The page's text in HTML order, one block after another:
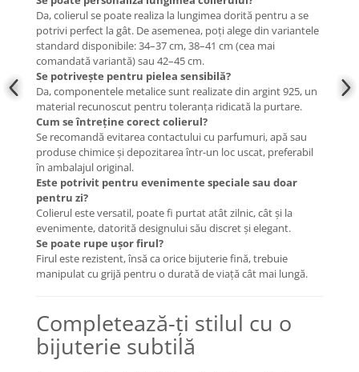
Da, colierul se poate realiza la lungimea dorită pentru a se
potrivi perfect la gât. De asemenea, poți alege din variantele
standard disponibile: 34–37 cm, 38–41 cm (cea mai
comandată variantă) sau 42–45 cm.
Se potrivește pentru pielea sensibilă?
Da, componentele metalice sunt realizate din argint 925, un
material recunoscut pentru toleranța ridicată la purtare.
Cum se întreține corect colierul?
Se recomandă evitarea contactului cu parfumuri, apă sau
produse chimice și depozitarea într-un loc uscat, preferabil
în ambalajul original.
Este potrivit pentru evenimente speciale sau doar
pentru zi?
Colierul este versatil, poate fi purtat atât zilnic, cât și la
evenimente, datorită designului său discret și elegant.
Se poate rupe ușor firul?
Firul este rezistent, însă ca orice bijuterie fină, trebuie
manipulat cu grijă pentru o durată de viață cât mai lungă.
Completează-ți stilul cu o
bijuterie subtilă